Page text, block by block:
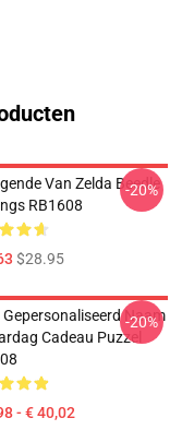
Van Zelda Beedle
RB1608
$28.95
-20%
Gepersonaliseerd Naam
Cadeau Puzzel
- € 40,02
-20%